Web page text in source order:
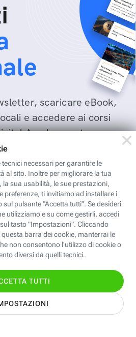
scaricare eBook,
e accedere ai corsi
Academy a te